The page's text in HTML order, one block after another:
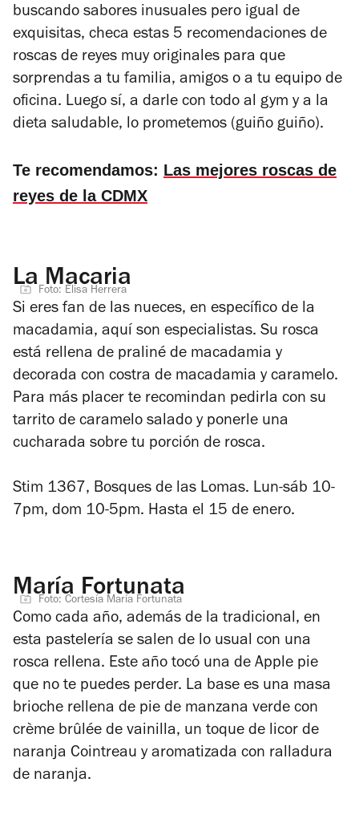
buscando sabores inusuales pero igual de
exquisitas, checa estas 5 recomendaciones de
roscas de reyes muy originales para que
sorprendas a tu familia, amigos o a tu equipo de
oficina. Luego sí, a darle con todo al gym y a la
dieta saludable, lo prometemos (guiño guiño).
Te recomendamos: Las mejores roscas de
reyes de la CDMX
La Macaria
Foto: Elisa Herrera
Si eres fan de las nueces, en específico de la
macadamia, aquí son especialistas. Su rosca
está rellena de praliné de macadamia y
decorada con costra de macadamia y caramelo.
Para más placer te recomindan pedirla con su
tarrito de caramelo salado y ponerle una
cucharada sobre tu porción de rosca.
Stim 1367, Bosques de las Lomas. Lun-sáb 10-
7pm, dom 10-5pm. Hasta el 15 de enero.
María Fortunata
Foto: Cortesía María Fortunata
Como cada año, además de la tradicional, en
esta pastelería se salen de lo usual con una
rosca rellena. Este año tocó una de Apple pie
que no te puedes perder. La base es una masa
brioche rellena de pie de manzana verde con
crème brûlée de vainilla, un toque de licor de
naranja Cointreau y aromatizada con ralladura
de naranja.